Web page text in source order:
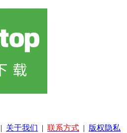
| 关于我们 | 联系方式 | 版权隐私